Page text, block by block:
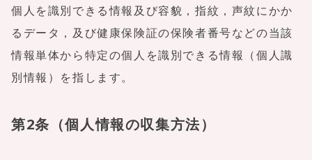
個人を識別できる情報及び容貌，指紋，声紋にかか
るデータ，及び健康保険証の保険者番号などの当該
情報単体から特定の個人を識別できる情報（個人識
別情報）を指します。
第2条（個人情報の収集方法）